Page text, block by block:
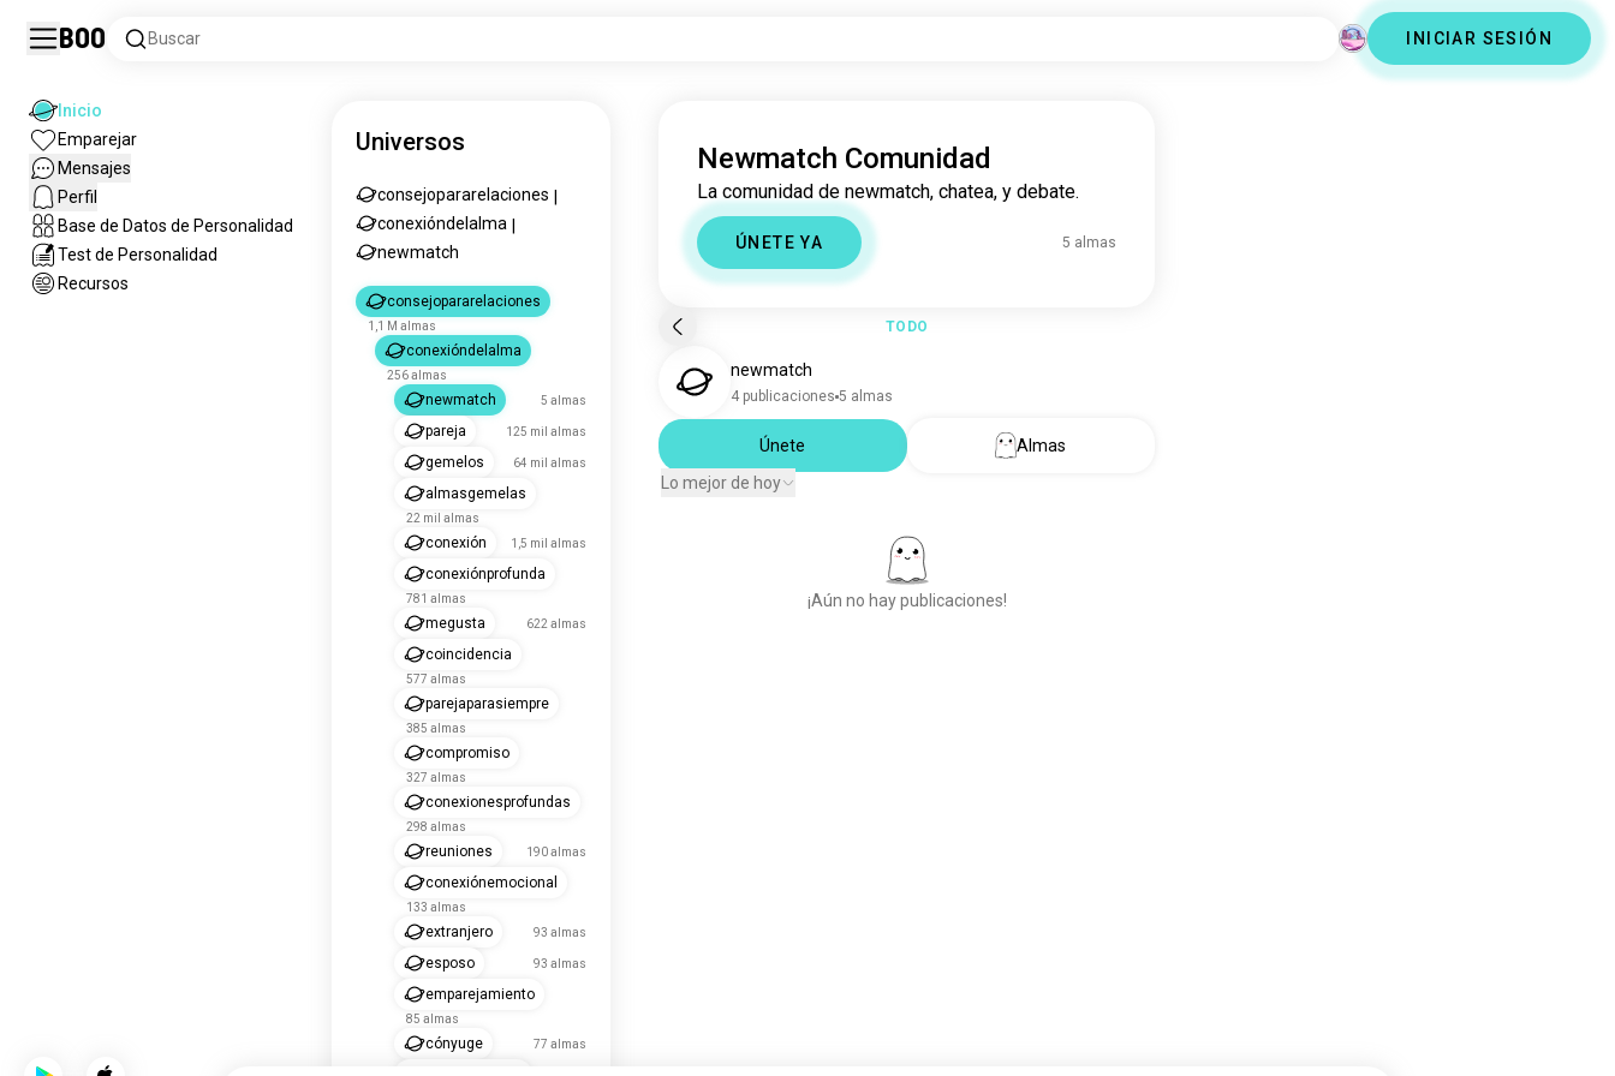
Boo Buscar INICIAR SESIÓN
Inicio
Emparejar
Mensajes
Perfil
Base de Datos de Personalidad
Test de Personalidad
Recursos
Universos
consejopararelaciones
conexióndelalma
newmatch
consejopararelaciones
1,1 M almas
conexióndelalma
256 almas
newmatch 5 almas
pareja 125 mil almas
gemelos 64 mil almas
almasgemelas
22 mil almas
conexión 1,5 mil almas
conexiónprofunda
781 almas
megusta 622 almas
coincidencia
577 almas
parejaparasiempre
385 almas
compromiso
327 almas
conexionesprofundas
298 almas
reuniones 190 almas
conexiónemocional
133 almas
extranjero 93 almas
esposo 93 almas
emparejamiento
85 almas
cónyuge 77 almas
Newmatch Comunidad
La comunidad de newmatch, chatea, y debate.
ÚNETE YA 5 almas
TODO
newmatch
4 publicaciones 5 almas
Únete
Almas
Lo mejor de hoy
¡Aún no hay publicaciones!